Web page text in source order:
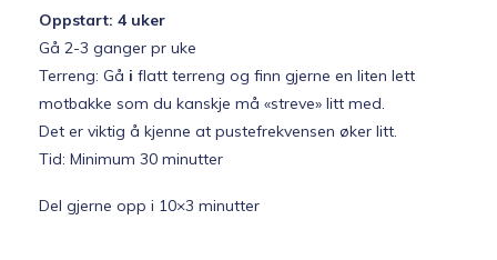
Oppstart: 4 uker
Gå 2-3 ganger pr uke
Terreng: Gå i flatt terreng og finn gjerne en liten lett
motbakke som du kanskje må «streve» litt med.
Det er viktig å kjenne at pustefrekvensen øker litt.
Tid: Minimum 30 minutter
Del gjerne opp i 10×3 minutter